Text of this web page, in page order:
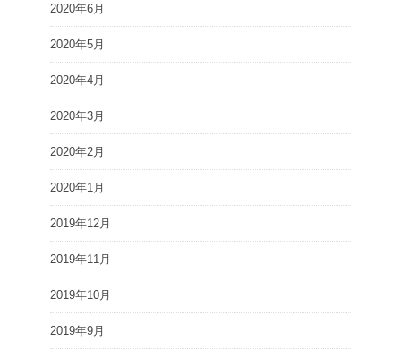
2020年6月
2020年5月
2020年4月
2020年3月
2020年2月
2020年1月
2019年12月
2019年11月
2019年10月
2019年9月